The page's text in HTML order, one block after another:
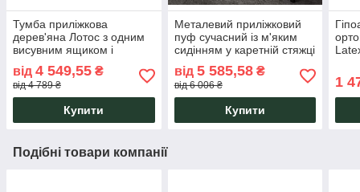
Тумба приліжкова
дерев'яна Лотос з одним
висувним ящиком і
Camelia
від 4 549,55 ₴
від 4 789 ₴
Купити
Металевий приліжковий
пуф сучасний із м'яким
сидінням у каретній стяжці
від 5 585,58₴
від 6 006 ₴
Купити
1
Подібні товари компанії